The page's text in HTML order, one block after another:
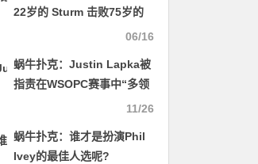
22岁的 Sturm 击败75岁的
Klein，夺得豪客赛金手链及
06/16
蜗牛扑克：Justin Lapka被
指责在WSOPC赛事中“多领
11/26
蜗牛扑克：谁才是扮演Phil
Ivey的最佳人选呢?